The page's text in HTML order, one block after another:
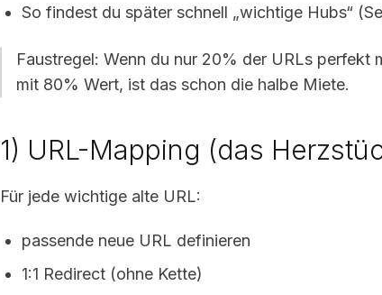
So findest du später schnell „wichtige Hubs“
Faustregel: Wenn du nur 20% der URLs perfekt
mit 80% Wert, ist das schon die halbe Miete.
1) URL-Mapping (das
Für jede wichtige alte URL:
passende neue URL definieren
1:1 Redirect (ohne Kette)